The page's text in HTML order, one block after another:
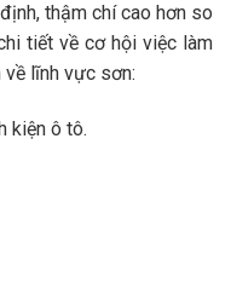
thậm chí cao hơn so
tiết về cơ hội việc làm
lĩnh vực sơn:
kiện ô tô.